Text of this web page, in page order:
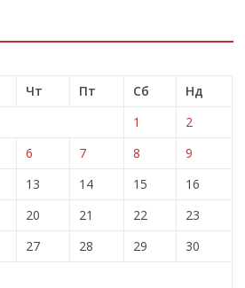
Чт Пт Сб
Нд
1
2
6 7 8
9
13 14 15
16
20 21 22
23
27 28 29
30